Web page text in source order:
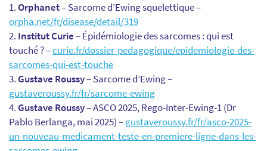
Orphanet– Sarcome d’Ewing squelettique –
orpha.net/fr/disease/detail/319
Institut Curie– Épidémiologie des sarcomes : qui est
touché ? –curie.fr/dossier-pedagogique/epidemiologie-des-
sarcomes-qui-est-touche
Gustave Roussy– Sarcome d’Ewing –
gustaveroussy.fr/fr/sarcome-ewing
Gustave Roussy– ASCO 2025, Rego-Inter-Ewing-1 (Dr
Pablo Berlanga, mai 2025) –gustaveroussy.fr/fr/asco-2025-
un-nouveau-medicament-teste-en-premiere-ligne-dans-les-